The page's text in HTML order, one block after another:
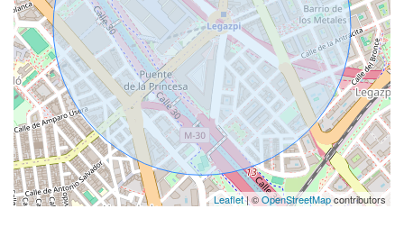
Leaflet| ©OpenStreetMapcontributors